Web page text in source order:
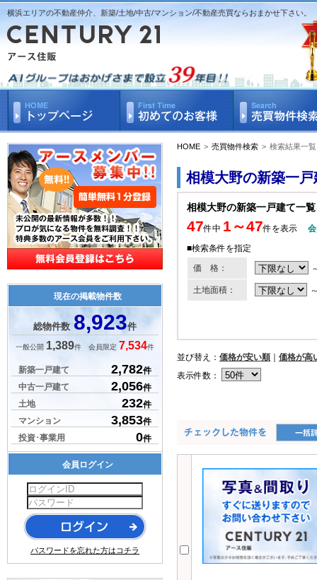
横浜エリアの不動産仲介、新築/土地/中古/マンション/不動産売買ならおまかせ下さい。
HOME > 売買物件検索 > 検索結果一覧
相模大野の新築一
相模大野の新築一戸建て一
47件中 1～47件を表示
■検索条件を指定
価 格：
土地面積：
並び替え： 価格が安い順
価格が高
表示件数：
現在の掲載物件数
総物件数 8,923件
一般公開 1,389件 会員限定 7,534件
新築一戸建て 2,782件
中古一戸建て
2,056件
土地
232件
マンション
3,853件
投資･事業用
0件
会員ログイン
パスワードを忘れた方はコチラ